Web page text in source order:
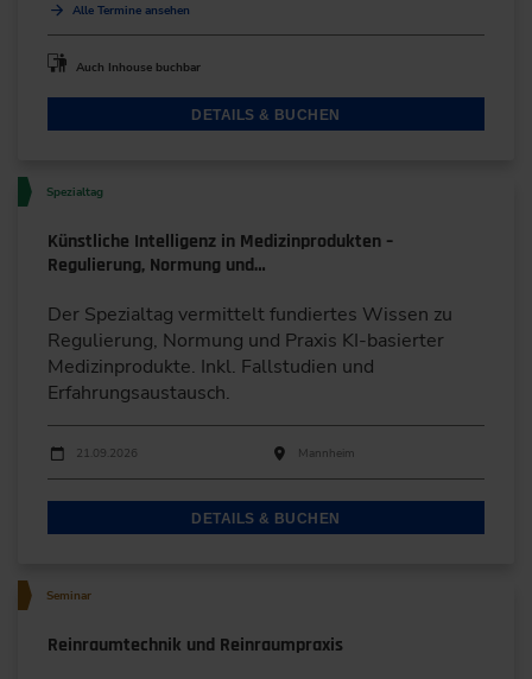
Alle Termine ansehen
Auch Inhouse buchbar
DETAILS & BUCHEN
Spezialtag
Künstliche Intelligenz in Medizinprodukten –
Regulierung, Normung und…
Der Spezialtag vermittelt fundiertes Wissen zu
Regulierung, Normung und Praxis KI-basierter
Medizinprodukte. Inkl. Fallstudien und
Erfahrungsaustausch.
Durchführungen
Veranstaltungsdatum Veranstaltungsort
21.09.2026 Mannheim
DETAILS & BUCHEN
Seminar
Reinraumtechnik und Reinraumpraxis